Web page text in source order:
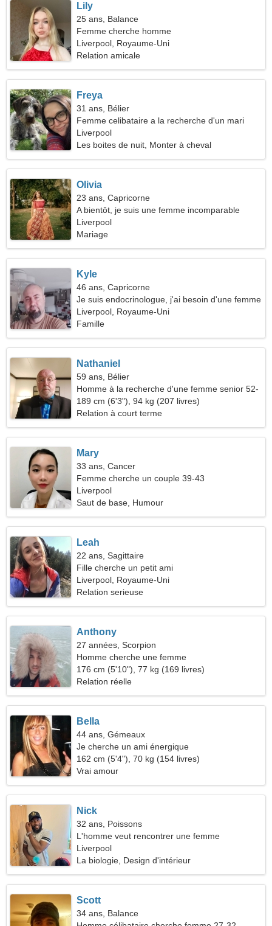
Lily
25 ans, Balance
Femme cherche homme
Liverpool, Royaume-Uni
Relation amicale
Freya
31 ans, Bélier
Femme celibataire a la recherche d'un mari
Liverpool
Les boites de nuit, Monter à cheval
Olivia
23 ans, Capricorne
A bientôt, je suis une femme incomparable
Liverpool
Mariage
Kyle
46 ans, Capricorne
Je suis endocrinologue, j'ai besoin d'une femme
sympathique
Liverpool, Royaume-Uni
Famille
Nathaniel
59 ans, Bélier
Homme à la recherche d'une femme senior 52-
56
189 cm (6'3"), 94 kg (207 livres)
Relation à court terme
Mary
33 ans, Cancer
Femme cherche un couple 39-43
Liverpool
Saut de base, Humour
Leah
22 ans, Sagittaire
Fille cherche un petit ami
Liverpool, Royaume-Uni
Relation serieuse
Anthony
27 années, Scorpion
Homme cherche une femme
176 cm (5'10"), 77 kg (169 livres)
Relation réelle
Bella
44 ans, Gémeaux
Je cherche un ami énergique
162 cm (5'4"), 70 kg (154 livres)
Vrai amour
Nick
32 ans, Poissons
L'homme veut rencontrer une femme
Liverpool
La biologie, Design d'intérieur
Scott
34 ans, Balance